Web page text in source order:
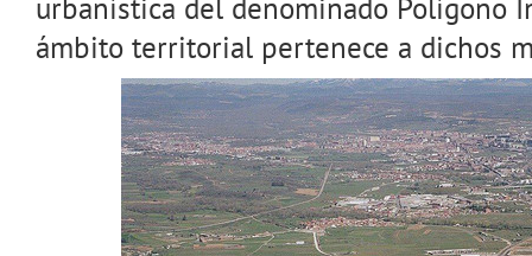
ámbito territorial pertenece a dichos